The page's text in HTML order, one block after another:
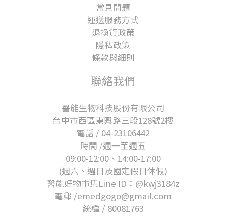
常見問題
運送服務方式
退換貨政策
隱私政策
條款與細則
聯絡我們
醫能生物科技股份有限公司
台中市西區東興路三段128號2樓
電話 / 04-23106442
時間 /週一至週五
09:00-12:00、14:00-17:00
(週六、週日及國定假日休假)
醫能好物市集Line ID：@kwj3184z
電郵 /emedgogo@gmail.com
統編 / 80081763